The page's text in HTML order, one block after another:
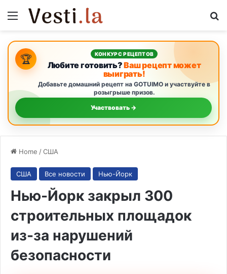
Menu
🏆 КОНКУРС РЕЦЕПТОВ
Любите готовить?Ваш рецепт может
выиграть!
Добавьте домашний рецепт на GOTUIMO и участвуйте в
розыгрыше призов.
Участвовать →
Home /США
США Все новости Нью-Йорк
Нью-Йорк закрыл 300
строительных площадок
из-за нарушений
безопасности